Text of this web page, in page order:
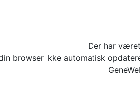
Der har
browser ikke automatisk